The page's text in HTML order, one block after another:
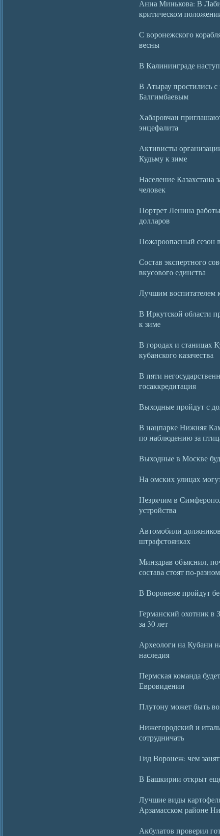
Анна Минькова: В
критическом
С воронежского
весны
В Калининграде
В Атырау простились
Балгимбаевым
Хабаровчан
энцефалита
Активисты
Кудьму к зиме
Население Казахстана
человек
Портрет Ленина
долларов
Пожароопасный сезон
Состав экспертного
вкусового единства
Лучшим воспитателем
В Иркутской области
к зиме
В городах и станицах
кубанского казачества
В пяти
госаккредитация
Выходные пройдут с
В нацпарке Нижняя
по наблюдению за
Выходные в Москве
На омских улицах
Незрячим в
устройства
Автомобили
штрафстоянках
Минздрав объяснил,
состава стоят по-
В Воронеже пройдут
Германский охотник в
за 30 лет
Археологи на Кубани
наследия
Пермская команда
Евровидении
Плутону может быть
Нижегородский и
сотрудничать
Гид Воронеж: чем
В Башкирии открыт
Лучшие виды
Арзамасском районе
Акбулатов проверил